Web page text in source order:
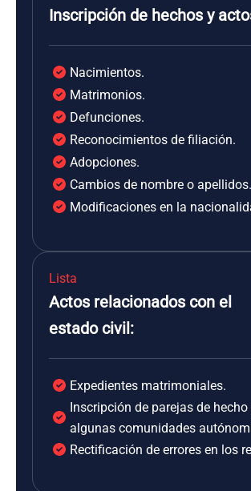
Inscripción de hechos y
Nacimientos.
Matrimonios.
Defunciones.
Reconocimientos de filiación.
Adopciones.
Cambios de nombre o apellidos.
Modificaciones en la
Lista
Actos relacionados con el
estado civil:
Expedientes matrimoniales.
Inscripción de parejas de hecho
algunas comunidades
Rectificación de errores en los